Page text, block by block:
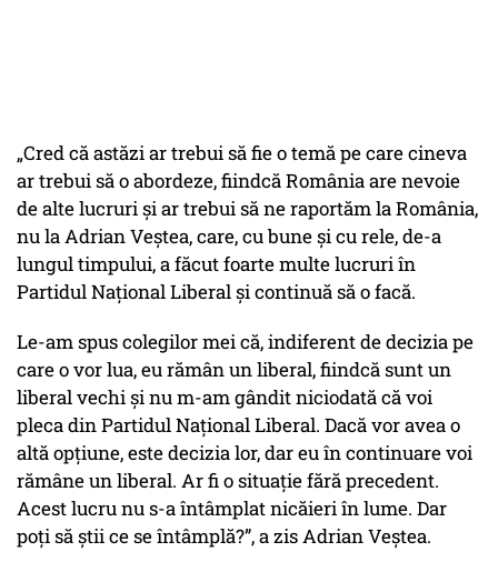
„Cred că astăzi ar trebui să fie o temă pe care cineva
ar trebui să o abordeze, fiindcă România are nevoie
de alte lucruri și ar trebui să ne raportăm la România,
nu la Adrian Veștea, care, cu bune și cu rele, de-a
lungul timpului, a făcut foarte multe lucruri în
Partidul Național Liberal și continuă să o facă.
Le-am spus colegilor mei că, indiferent de decizia pe
care o vor lua, eu rămân un liberal, fiindcă sunt un
liberal vechi și nu m-am gândit niciodată că voi
pleca din Partidul Național Liberal. Dacă vor avea o
altă opțiune, este decizia lor, dar eu în continuare voi
rămâne un liberal. Ar fi o situație fără precedent.
Acest lucru nu s-a întâmplat nicăieri în lume. Dar
poți să știi ce se întâmplă?”, a zis Adrian Veștea.